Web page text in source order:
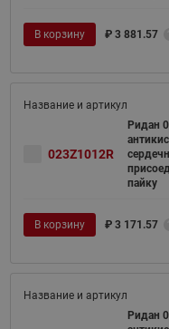
В корзину ₽ 3 881.57
023Z1012R
Ридан
пайку
В корзину ₽ 3 171.57
Ридан